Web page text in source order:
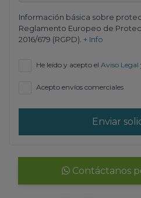
Información básica sobre
Reglamento Europeo de
2016/679 (RGPD). + Info
He leído y acepto el Aviso Legal
Acepto envíos comerciales
Enviar
Contáctanos